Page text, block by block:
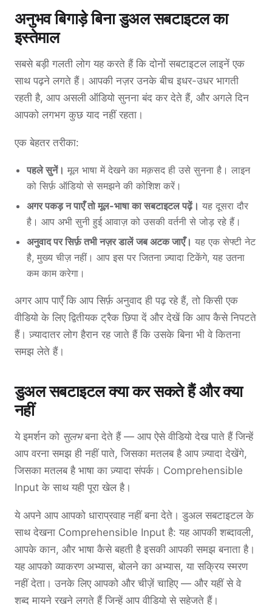
अनुभव बिगाड़े बिना डुअल सबटाइटल का
इस्तेमाल
सबसे बड़ी गलती लोग यह करते हैं कि दोनों सबटाइटल लाइनें एक
साथ पढ़ने लगते हैं। आपकी नज़र उनके बीच इधर-उधर भागती
रहती है, आप असली ऑडियो सुनना बंद कर देते हैं, और अगले दिन
आपको लगभग कुछ याद नहीं रहता।
एक बेहतर तरीका:
पहले सुनें। मूल भाषा में देखने का मक़सद ही उसे सुनना है। लाइन
को सिर्फ़ ऑडियो से समझने की कोशिश करें।
अगर पकड़ न पाएँ तो मूल-भाषा का सबटाइटल पढ़ें। यह दूसरा दौर
है। आप अभी सुनी हुई आवाज़ को उसकी वर्तनी से जोड़ रहे हैं।
अनुवाद पर सिर्फ़ तभी नज़र डालें जब अटक जाएँ। यह एक सेफ्टी नेट
है, मुख्य चीज़ नहीं। आप इस पर जितना ज़्यादा टिकेंगे, यह उतना
कम काम करेगा।
अगर आप पाएँ कि आप सिर्फ़ अनुवाद ही पढ़ रहे हैं, तो किसी एक
वीडियो के लिए द्वितीयक ट्रैक छिपा दें और देखें कि आप कैसे निपटते
हैं। ज़्यादातर लोग हैरान रह जाते हैं कि उसके बिना भी वे कितना
समझ लेते हैं।
डुअल सबटाइटल क्या कर सकते हैं और क्या
नहीं
ये इमर्शन को सुलभबना देते हैं — आप ऐसे वीडियो देख पाते हैं जिन्हें
आप वरना समझ ही नहीं पाते, जिसका मतलब है आप ज़्यादा देखेंगे,
जिसका मतलब है भाषा का ज़्यादा संपर्क। Comprehensible
Input के साथ यही पूरा खेल है।
ये अपने आप आपको धाराप्रवाह नहीं बना देते। डुअल सबटाइटल के
साथ देखना Comprehensible Input है: यह आपकी शब्दावली,
आपके कान, और भाषा कैसे बहती है इसकी आपकी समझ बनाता है।
यह आपको व्याकरण अभ्यास, बोलने का अभ्यास, या सक्रिय स्मरण
नहीं देता। उनके लिए आपको और चीज़ें चाहिए — और यहीं से वे
शब्द मायने रखने लगते हैं जिन्हें आप वीडियो से सहेजते हैं।